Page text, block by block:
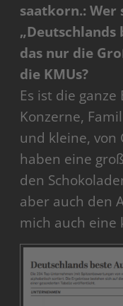
saatkorn.: Wer
„Deutschlands
das nur die
die KMUs?
Es ist die
Konzerne,
und kleine, von
haben eine
den
aber auch den
mich auch eine